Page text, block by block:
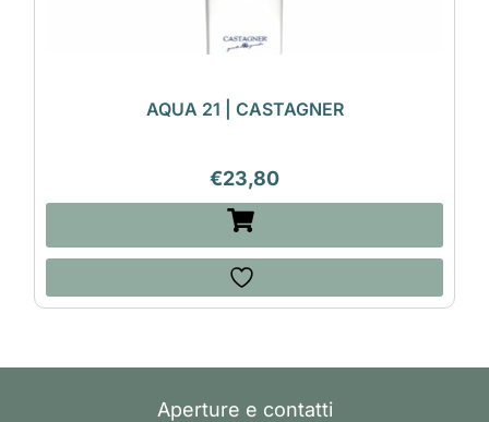
AQUA 21 | CASTAGNER
€23,80
Aperture e contatti